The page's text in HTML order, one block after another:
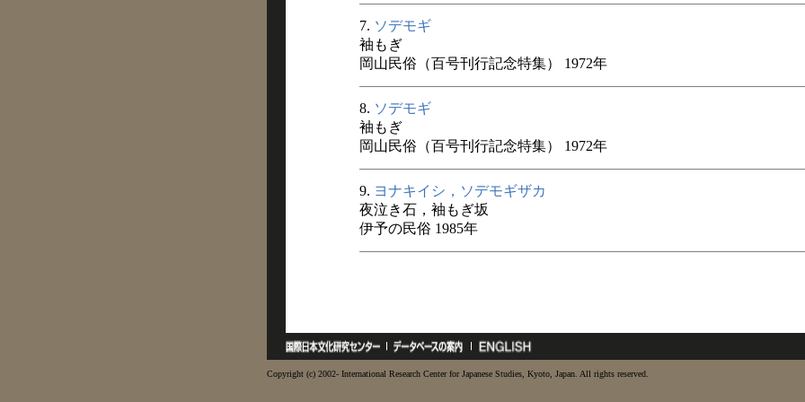
7. ソデモギ
袖もぎ
岡山民俗（百号刊行記念特集） 1972年
8. ソデモギ
袖もぎ
岡山民俗（百号刊行記念特集） 1972年
9. ヨナキイシ，ソデモギザカ
夜泣き石，袖もぎ坂
伊予の民俗 1985年
Copyright (c) 2002- International Research Center for Japanese Studies, Kyoto, Japan. All rights reserved.